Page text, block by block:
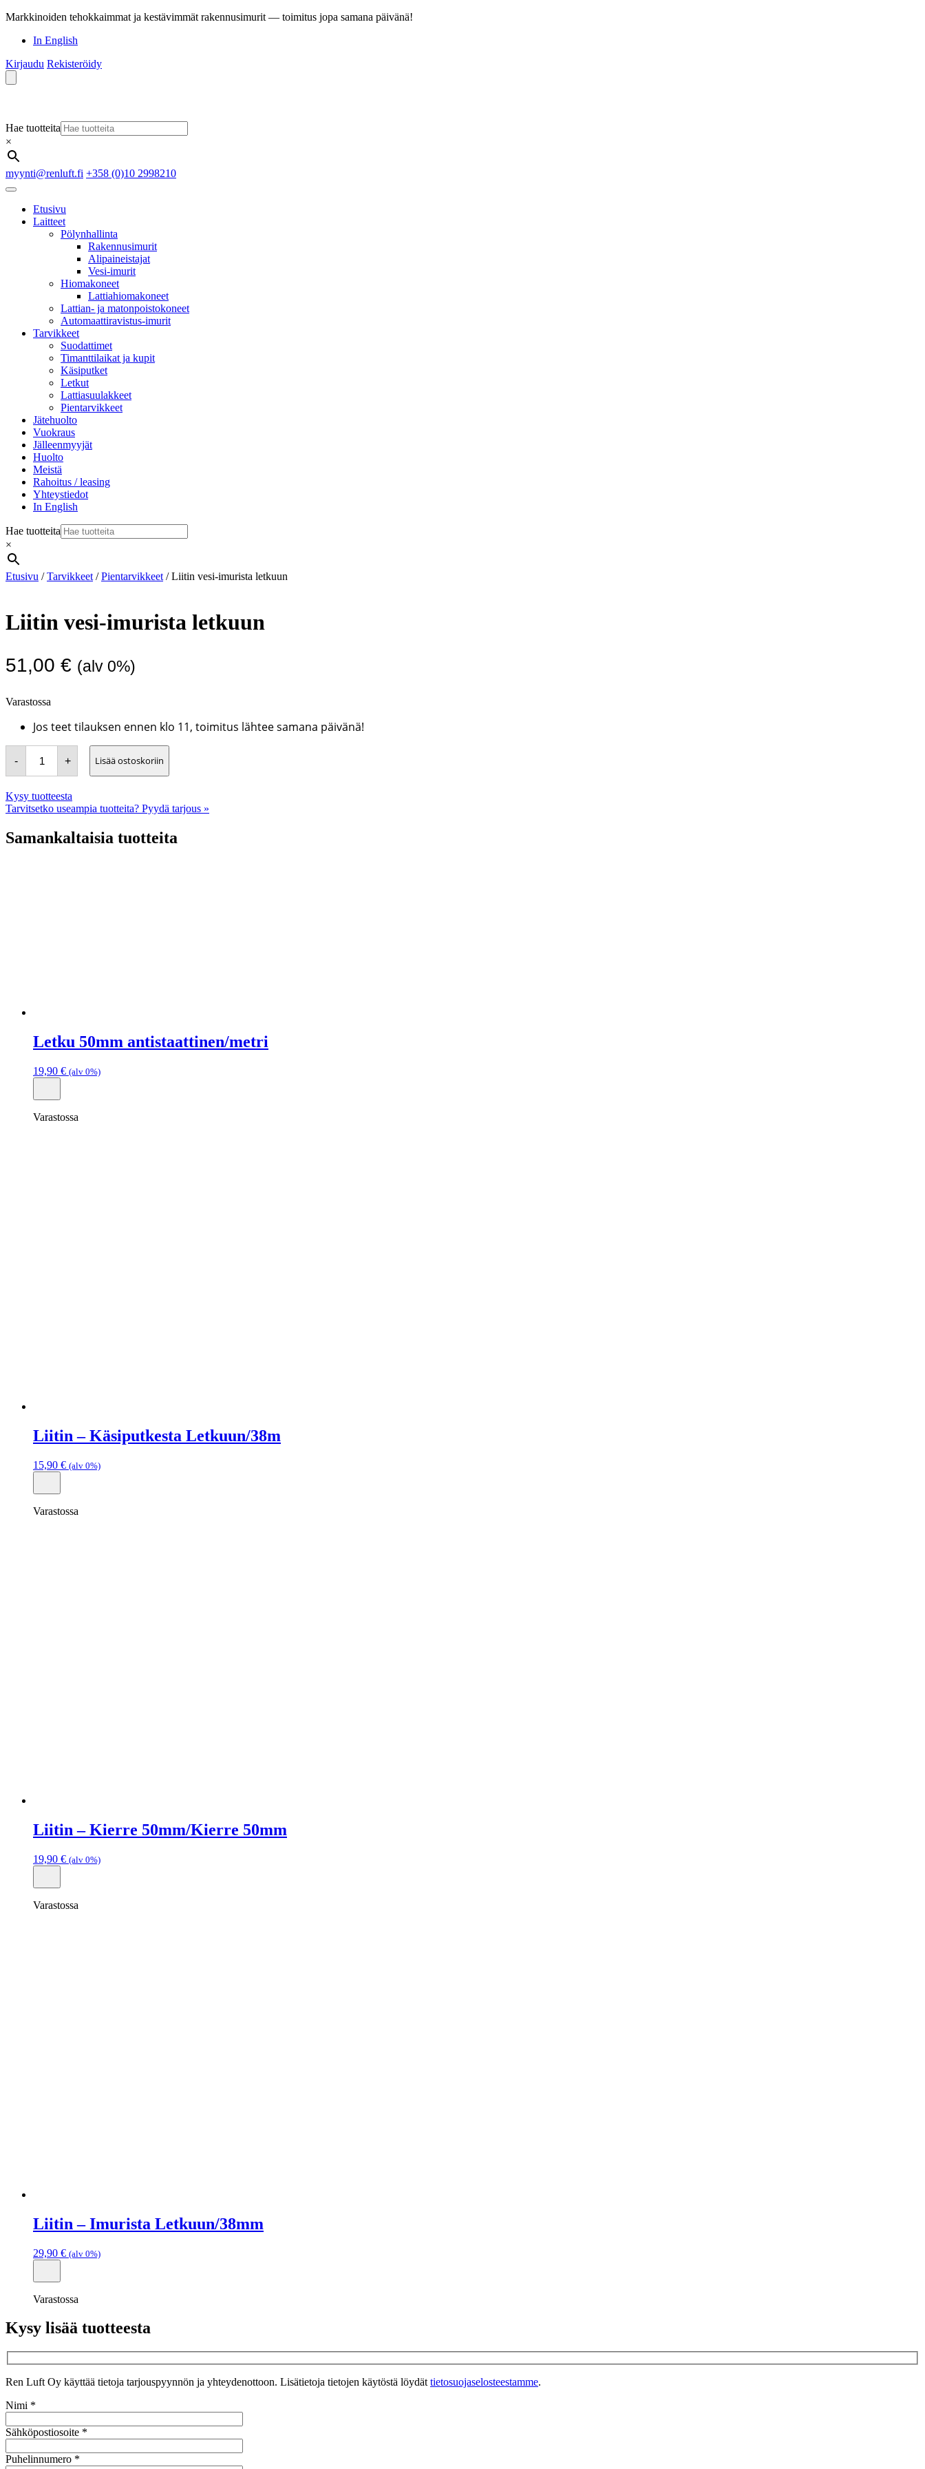
Markkinoiden tehokkaimmat ja kestävimmät rakennusimurit — toimitus jopa samana päivänä!
In English
Kirjaudu Rekisteröidy
Hae tuotteita
×
myynti@renluft.fi +358 (0)10 2998210
Etusivu
Laitteet
Pölynhallinta
Rakennusimurit
Alipaineistajat
Vesi-imurit
Hiomakoneet
Lattiahiomakoneet
Lattian- ja matonpoistokoneet
Automaattiravistus-imurit
Tarvikkeet
Suodattimet
Timanttilaikat ja kupit
Käsiputket
Letkut
Lattiasuulakkeet
Pientarvikkeet
Jätehuolto
Vuokraus
Jälleenmyyjät
Huolto
Meistä
Rahoitus / leasing
Yhteystiedot
In English
Hae tuotteita
×
Etusivu /Tarvikkeet /Pientarvikkeet / Liitin vesi-imurista letkuun
Liitin vesi-imurista letkuun
51,00 € (alv 0%)
Varastossa
Jos teet tilauksen ennen klo 11, toimitus lähtee samana päivänä!
-
Liitin
vesi-
määrä
+ Lisää ostoskoriin
Kysy tuotteesta
Tarvitsetko useampia tuotteita? Pyydä tarjous »
Samankaltaisia tuotteita
Letku 50mm antistaattinen/metri
19,90 € (alv 0%)
Varastossa
Liitin – Käsiputkesta Letkuun/38m
15,90 € (alv 0%)
Varastossa
Liitin – Kierre 50mm/Kierre 50mm
19,90 € (alv 0%)
Varastossa
Liitin – Imurista Letkuun/38mm
29,90 € (alv 0%)
Varastossa
Kysy lisää tuotteesta
Ren Luft Oy käyttää tietoja tarjouspyynnön ja yhteydenottoon. Lisätietoja tietojen käytöstä löydät tietosuojaselosteestamme.
Nimi *
Sähköpostiosoite *
Puhelinnumero *